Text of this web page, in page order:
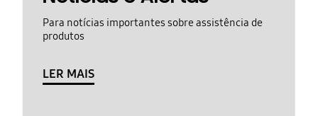
Para notícias importantes sobre assistência de
produtos
LER MAIS